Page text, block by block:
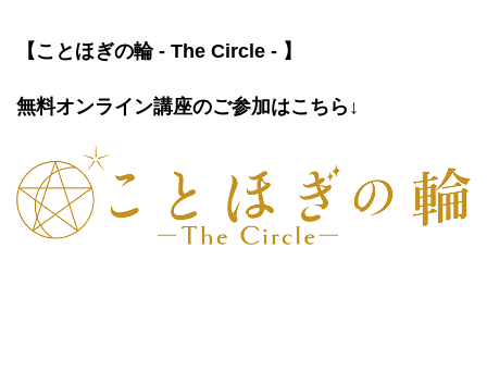
【ことほぎの輪- The Circle - 】
無料オンライン講座のご参加はこちら ↓